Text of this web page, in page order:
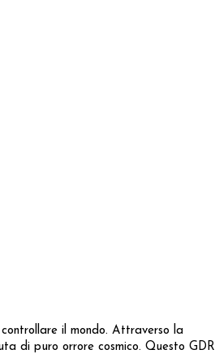
il mondo. Attraverso la
di puro orrore cosmico. Questo GDR